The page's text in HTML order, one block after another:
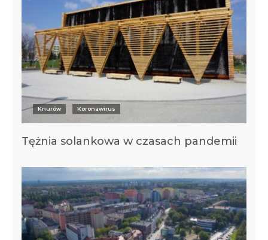
Knurów Koronawirus
Tężnia solankowa w czasach pandemii